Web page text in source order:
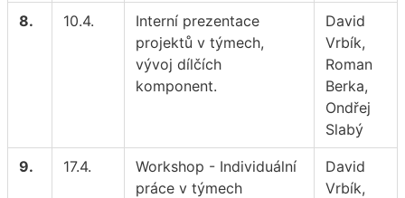
8. 10.4.
Interní prezentace
projektů v týmech,
vývoj dílčích
komponent.
David
Vrbík,
Roman
Berka,
Ondřej
Slabý
9. 17.4.
Workshop - Individuální
práce v týmech
David
Vrbík,